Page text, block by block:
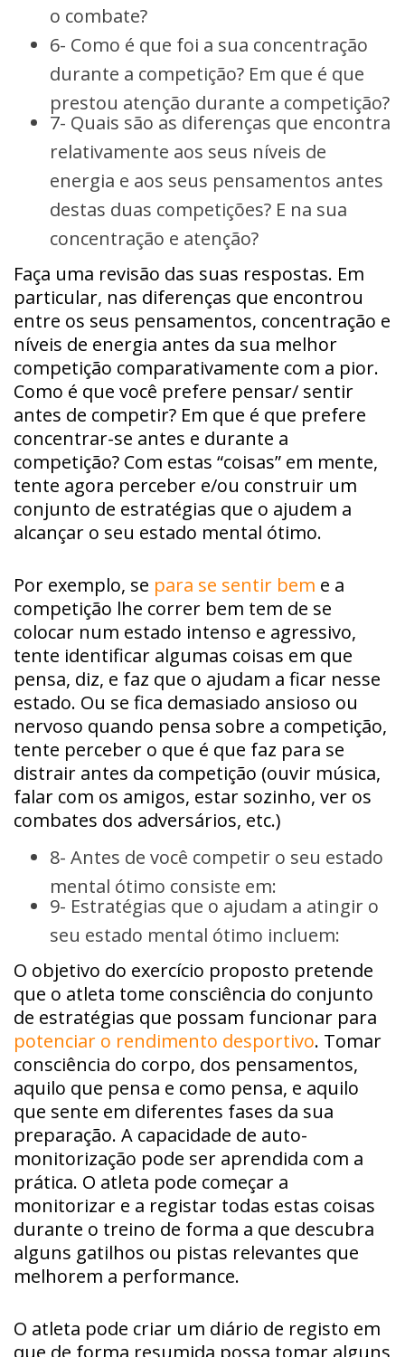
o combate?
6- Como é que foi a sua concentração
durante a competição? Em que é que
prestou atenção durante a competição?
7- Quais são as diferenças que encontra
relativamente aos seus níveis de
energia e aos seus pensamentos antes
destas duas competições? E na sua
concentração e atenção?
Faça uma revisão das suas respostas. Em
particular, nas diferenças que encontrou
entre os seus pensamentos, concentração e
níveis de energia antes da sua melhor
competição comparativamente com a pior.
Como é que você prefere pensar/ sentir
antes de competir? Em que é que prefere
concentrar-se antes e durante a
competição? Com estas “coisas” em mente,
tente agora perceber e/ou construir um
conjunto de estratégias que o ajudem a
alcançar o seu estado mental ótimo.
Por exemplo, se para se sentir bem e a
competição lhe correr bem tem de se
colocar num estado intenso e agressivo,
tente identificar algumas coisas em que
pensa, diz, e faz que o ajudam a ficar nesse
estado. Ou se fica demasiado ansioso ou
nervoso quando pensa sobre a competição,
tente perceber o que é que faz para se
distrair antes da competição (ouvir música,
falar com os amigos, estar sozinho, ver os
combates dos adversários, etc.)
8- Antes de você competir o seu estado
mental ótimo consiste em:
9- Estratégias que o ajudam a atingir o
seu estado mental ótimo incluem:
O objetivo do exercício proposto pretende
que o atleta tome consciência do conjunto
de estratégias que possam funcionar para
potenciar o rendimento desportivo. Tomar
consciência do corpo, dos pensamentos,
aquilo que pensa e como pensa, e aquilo
que sente em diferentes fases da sua
preparação. A capacidade de auto-
monitorização pode ser aprendida com a
prática. O atleta pode começar a
monitorizar e a registar todas estas coisas
durante o treino de forma a que descubra
alguns gatilhos ou pistas relevantes que
melhorem a performance.
O atleta pode criar um diário de registo em
que de forma resumida possa tomar alguns